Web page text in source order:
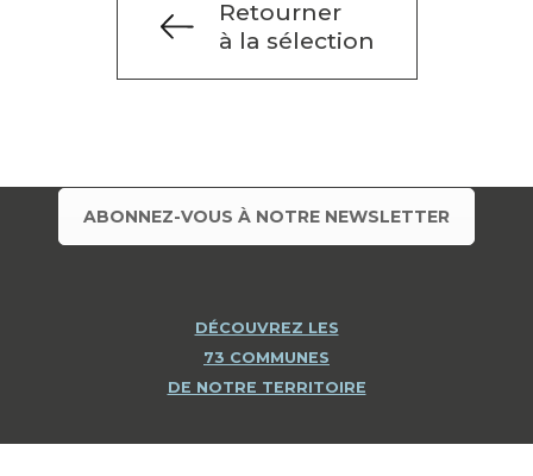
Retourner
à la sélection
ABONNEZ-VOUS À NOTRE NEWSLETTER
DÉCOUVREZ LES
73 COMMUNES
DE NOTRE TERRITOIRE